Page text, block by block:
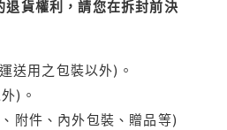
貨權利，請您在拆封前決
送用之包裝以外)。
)。
附件、內外包裝、贈品等)